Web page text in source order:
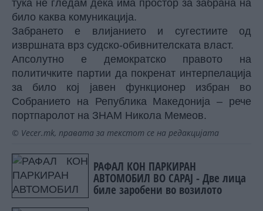
тука не гледам дека има простор за забрана на
било каква комуникација.
Забрането е влијанието и сугестиите од
извршната врз судско-обивнителската власт.
Апсолутно е демократско правото на
политичките партии да покренат интерпелација
за било кој јавен функционер избран во
Собранието на Република Македонија – рече
портпаролот на ЗНАМ Никола Мемеов.
© Vecer.mk, правата за текстот се на редакцијата
РАФАЛ КОН ПАРКИРАН
АВТОМОБИЛ ВО САРАЈ - Две лица
биле заробени во возилото